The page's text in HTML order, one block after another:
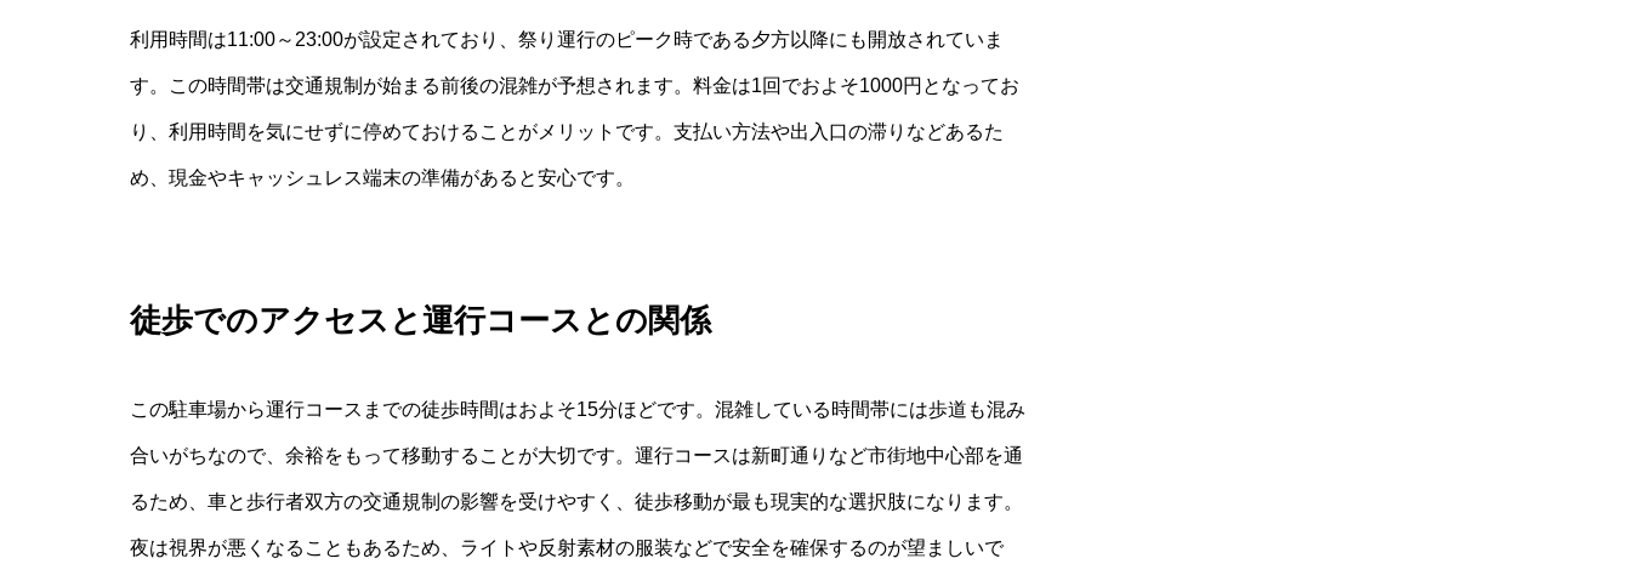
利用時間は11:00～23:00が設定されており、祭り運行のピーク時である夕方以降にも開放されていま
す。この時間帯は交通規制が始まる前後の混雑が予想されます。料金は1回でおよそ1000円となってお
り、利用時間を気にせずに停めておけることがメリットです。支払い方法や出入口の滞りなどあるた
め、現金やキャッシュレス端末の準備があると安心です。
徒歩でのアクセスと運行コースとの関係
この駐車場から運行コースまでの徒歩時間はおよそ15分ほどです。混雑している時間帯には歩道も混み
合いがちなので、余裕をもって移動することが大切です。運行コースは新町通りなど市街地中心部を通
るため、車と歩行者双方の交通規制の影響を受けやすく、徒歩移動が最も現実的な選択肢になります。
夜は視界が悪くなることもあるため、ライトや反射素材の服装などで安全を確保するのが望ましいで